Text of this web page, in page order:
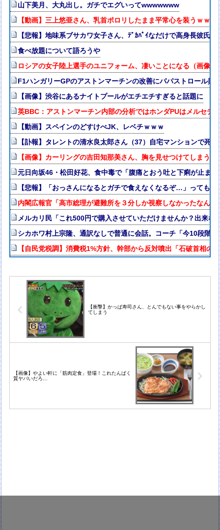
山下美月、大丸出し。ガチでエグいってwwwwwww
【動画】三上悠亜さん、乳首ポロリしたまま平常心を装うｗｗｗ
【悲報】地味系ブサカワ女子さん、ﾃﾞｶﾊﾟｲなだけで高身長彼氏
食べ放題について語ろうや
ロシアの女子陸上選手のユニフォーム、凄いことになる（画像・
F1ハンガリーGPのアストンマーチンの改善にパパストロール興
【画像】渋谷にあるナイトプールがエチエチすぎると話題に
英BBC：アストンマーチン内部の分析ではホンダPUはメルセデ
【動画】スペインのどすけべJK、レベチｗｗｗ
【訃報】タレントの清水良太郎さん（37）自宅マンションで死
【画像】カーリングの吉田知那美さん、胸を見せつけてしまう
元日向坂46・松田好花、食中毒で「腹痛とおう吐と下痢が止ま
【悲報】「おっさんになるとガチで食えなくなるぞ…」ってもの
内閣広報官「高市総理が避難所を３分しか視察しなかったなん
メルカリ民「これ500円で購入させていただけませんか？出来な
シカホワ村上宗隆、通訳なしで普通に会話。コーチ「今10段階
【自民党税調】消費税1%方針、幹部から反対噴出「石破首相の
【衝撃】かっぱ寿司さん、とんでもない事をやらかし
てしまう
【画像】やよい軒に「筋肉定食」登場！これたんぱく
質ヤバいだろ…